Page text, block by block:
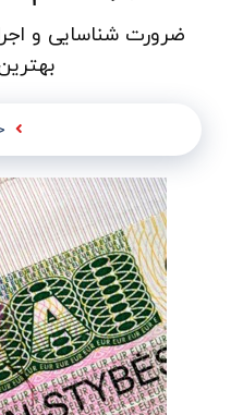
ضرورت شناسایی و